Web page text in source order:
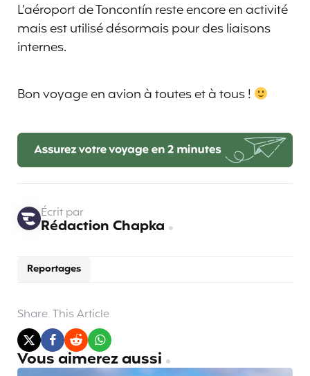
L’aéroport de Toncontín reste encore en activité
mais est utilisé désormais pour des liaisons
internes.
Bon voyage en avion à toutes et à tous !
Reportages
Écrit par
Rédaction Chapka
Share This Article
Vous aimerez aussi